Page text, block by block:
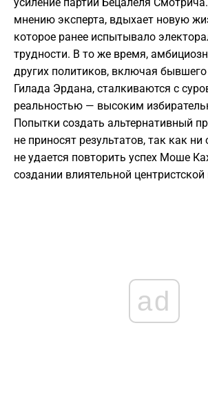
мнению эксперта, вдыхает новую
которое ранее испытывало
трудности. В то же время,
других политиков, включая
Гилада Эрдана, сталкиваются с
реальностью — высоким
Попытки создать альтернативный
не приносят результатов, так как
не удается повторить успех Моше
создании влиятельной центристской
ad